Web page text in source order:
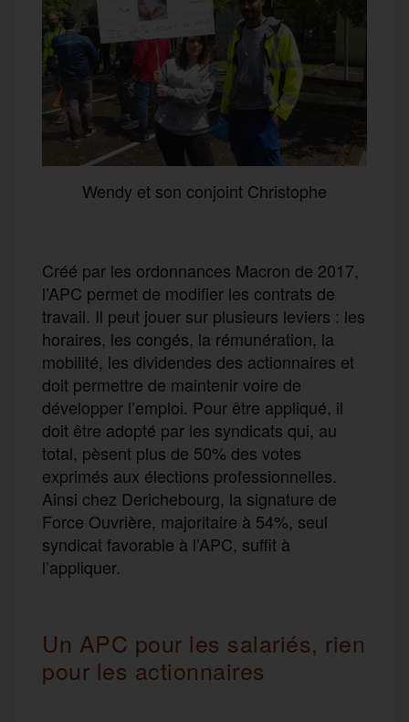
Wendy et son conjoint Christophe
Créé par les ordonnances Macron de 2017,
l’APC permet de modifier les contrats de
travail. Il peut jouer sur plusieurs leviers : les
horaires, les congés, la rémunération, la
mobilité, les dividendes des actionnaires et
doit permettre de maintenir voire de
développer l’emploi. Pour être appliqué, il
doit être adopté par les syndicats qui, au
total, pèsent plus de 50% des votes
exprimés aux élections professionnelles.
Ainsi chez Derichebourg, la signature de
Force Ouvrière, majoritaire à 54%, seul
syndicat favorable à l’APC, suffit à
l’appliquer.
Un APC pour les salariés, rien
pour les actionnaires